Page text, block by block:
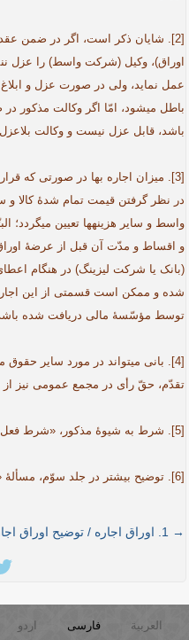
[2]. شایان ذکر است، اگر در ضمن
اوراق)، وکیل (شرکت واسط) را عزل
عمل نماید، ولی در صورت عزل و
باطل می­شود، امّا اگر وکالت مذکور
باشد، قابل عزل نیست و وکالت
[3]. میزان اجاره بها در صورتی که
در نظر گرفتن قیمت تمام شدۀ کالا
واسط و سایر هزینه­ها تعیین می‏گردد؛
و اقساط و مدّت آن قبل از عرضۀ
(بانک یا شرکت لیزینگ) در هنگام
شده و ممکن است قسمتی از این اجاره
توسط مؤسّسۀ مالی دریافت شده
[4]. بانی می­تواند در مورد سایر حقوق
تقدّم، حقّ رأی در مجمع عمومی نیز از
[5]. شرط به شیوۀ مذکور، «شرط فعل» نامیده می­شود.
[6]. توضیح بیشتر در جلد سوّم، مسألۀ «299» ذکر شد.
→ 1. اوراق اجاره / توضیح اوراق اجاره و اقسام آن
العربية فارسی اردو